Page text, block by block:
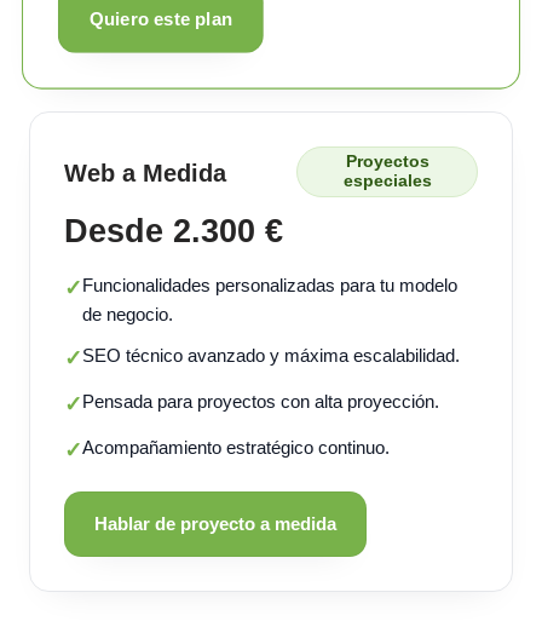
Quiero este plan
Web a Medida
Proyectos
especiales
Desde 2.300 €
✓Funcionalidades personalizadas para tu modelo
de negocio.
✓SEO técnico avanzado y máxima escalabilidad.
✓Pensada para proyectos con alta proyección.
✓Acompañamiento estratégico continuo.
Hablar de proyecto a medida